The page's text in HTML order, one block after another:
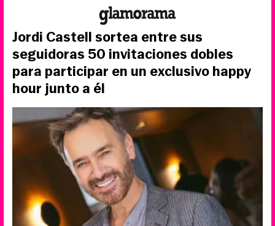
Jordi Castell sortea entre sus
seguidoras 50 invitaciones dobles
para participar en un exclusivo happy
hour junto a él